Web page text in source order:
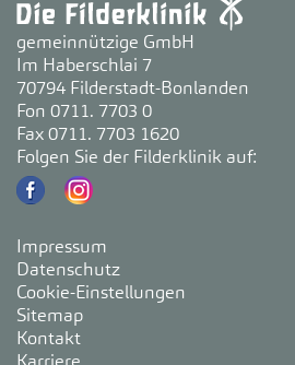
gemeinnützige GmbH
Im Haberschlai 7
70794 Filderstadt-Bonlanden
Fon 0711. 7703 0
Fax 0711. 7703 1620
Folgen Sie der Filderklinik auf:
Impressum
Datenschutz
Cookie-Einstellungen
Sitemap
Kontakt